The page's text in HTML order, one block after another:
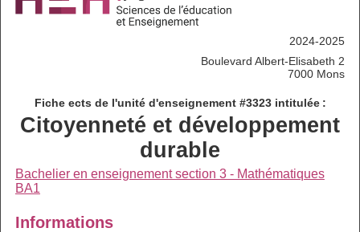
2024-2025
Boulevard Albert-Elisabeth 2
7000 Mons
Fiche ects de l'unité d'enseignement #3323 intitulée :
Citoyenneté et développement
durable
Bachelier en enseignement section 3 - Mathématiques
BA1
Informations